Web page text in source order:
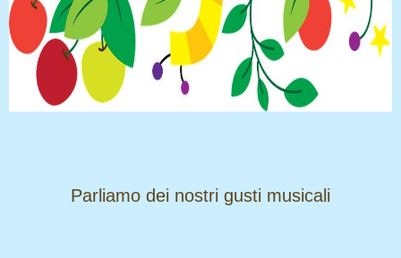
​​​​​​​Parliamo dei nostri gusti musicali